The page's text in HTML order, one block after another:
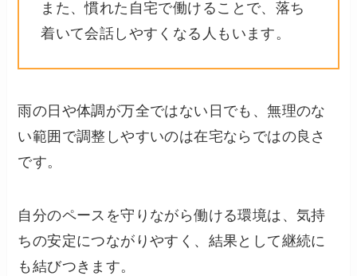
また、慣れた自宅で働けることで、落ち
着いて会話しやすくなる人もいます。
雨の日や体調が万全ではない日でも、無理のな
い範囲で調整しやすいのは在宅ならではの良さ
です。
自分のペースを守りながら働ける環境は、気持
ちの安定につながりやすく、結果として継続に
も結びつきます。